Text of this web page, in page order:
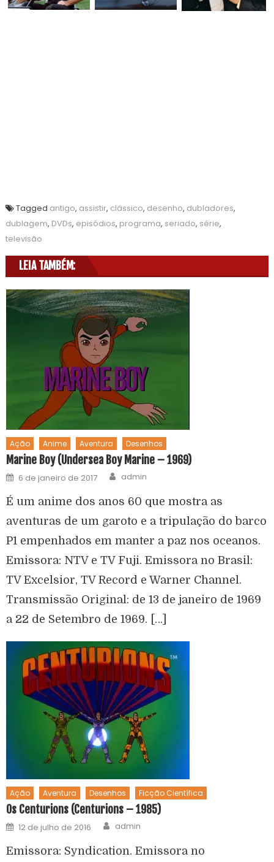
Tagged antigo, assistir, clássico, desenho, dubladores,
dublagem, DVDs, episódios, programa, seriado, série,
televisão
LEIA TAMBÉM:
Ação Anime Aventura Desenhos
Marine Boy (Undersea Boy Marine – 1969)
6 de janeiro de 2017 admin
É um anime dos anos 60 que mostra as
aventuras de um garoto e a tripulação do barco
P1 empenhados em manter a paz nos oceanos.
Emissora: NTV e TV Fuji. Emissora no Brasil:
TV Excelsior, TV Record e Warner Channel.
Transmissão Original: de 13 de janeiro de 1969
a 22 de Setembro de 1969. […]
Ação Aventura Desenhos Ficção Científica
Os Centurions (Centurions – 1985)
12 de julho de 2016 admin
Emissora: Syndication. Emissora no